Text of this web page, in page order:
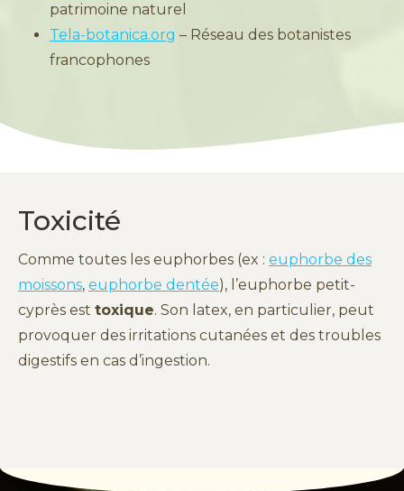
patrimoine naturel
Tela-botanica.org – Réseau des botanistes
francophones
Toxicité
Comme toutes les euphorbes (ex : euphorbe des
moissons, euphorbe dentée), l’euphorbe petit-
cyprès est toxique. Son latex, en particulier, peut
provoquer des irritations cutanées et des troubles
digestifs en cas d’ingestion.